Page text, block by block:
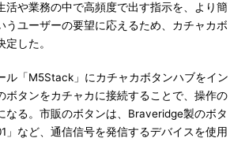
や業務の中で高頻度で出す指示を、より簡
うユーザーの要望に応えるため、カチャカボ
した。
「M5Stack」にカチャカボタンハブをイン
ボタンをカチャカに接続することで、操作の
なる。市販のボタンは、Braveridge製のボタ
」など、通信信号を発信するデバイスを使用